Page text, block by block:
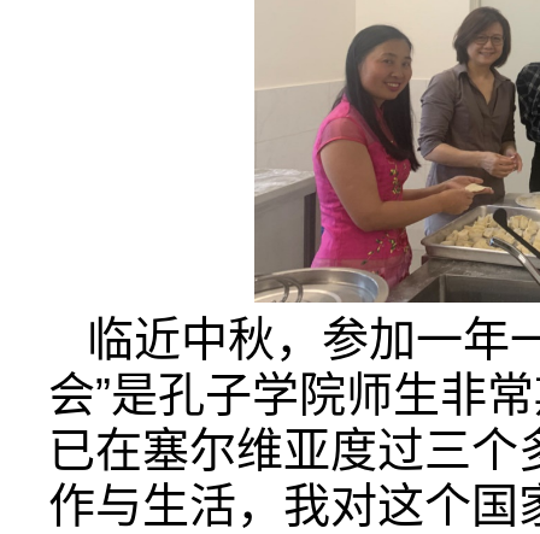
临近中秋，参加一
会”是孔子学院师生非
已在塞尔维亚度过三
作与生活，我对这个国